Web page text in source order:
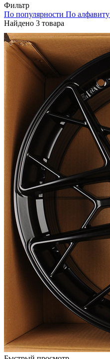
Фильтр
По популярности По алфавиту
Найдено 3 товара